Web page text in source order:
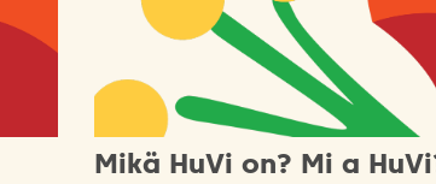
Mikä HuVi on? Mi a